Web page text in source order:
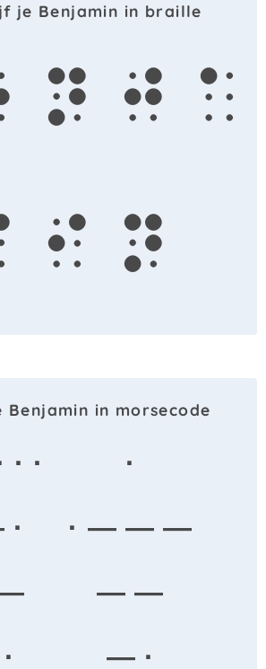
je Benjamin in braille
n j a
i n
Benjamin in morsecode
·
·
· — — —
— —
— ·